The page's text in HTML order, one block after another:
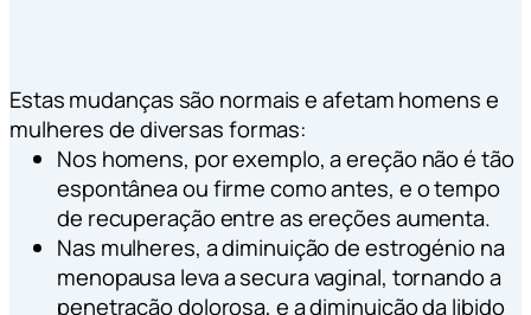
Estas mudanças são normais e afetam homens e
mulheres de diversas formas:
Nos homens, por exemplo, a ereção não é tão
espontânea ou firme como antes, e o tempo
de recuperação entre as ereções aumenta.
Nas mulheres, a diminuição de estrogénio na
menopausa leva a secura vaginal, tornando a
penetração dolorosa, e a diminuição da libido